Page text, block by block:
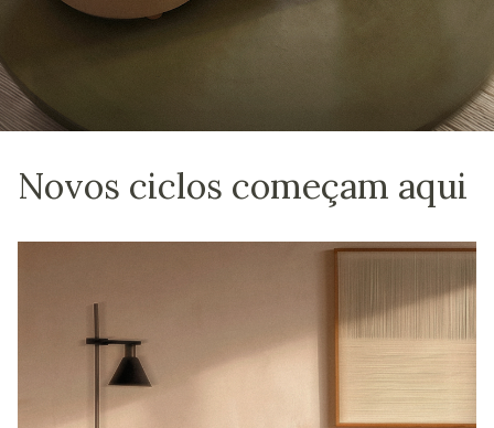
Novos ciclos começam aqui